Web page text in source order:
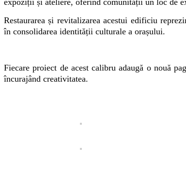
Restaurarea și revitalizarea acestui edificiu
în consolidarea identității culturale a orașului.
Fiecare proiect de acest calibru adaugă o nouă
încurajând creativitatea.